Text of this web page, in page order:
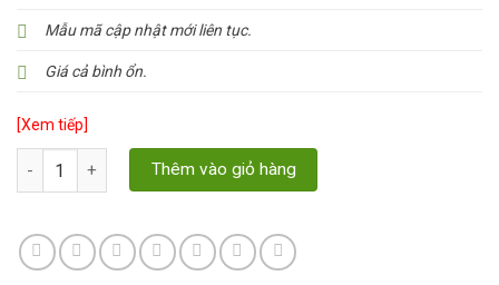
Mẫu mã cập nhật mới liên tục.
Giá cả bình ổn.
[Xem tiếp]
Số lượng Thêm vào giỏ hàng